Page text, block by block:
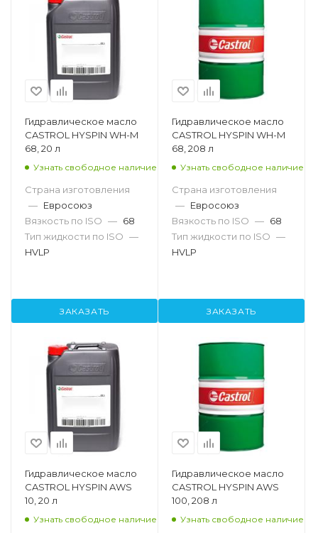
Гидравлическое масло
CASTROL HYSPIN WH-M
68, 20 л
Узнать свободное наличие
Страна изготовления
— Евросоюз
Вязкость по ISO — 68
Тип жидкости по ISO —
HVLP
ЗАКАЗАТЬ
Гидравлическое масло
CASTROL HYSPIN WH-M
68, 208 л
Узнать свободное наличие
Страна изготовления
— Евросоюз
Вязкость по ISO — 68
Тип жидкости по ISO —
HVLP
ЗАКАЗАТЬ
Гидравлическое масло
CASTROL HYSPIN AWS
10, 20 л
Узнать свободное наличие
Гидравлическое масло
CASTROL HYSPIN AWS
100, 208 л
Узнать свободное наличие